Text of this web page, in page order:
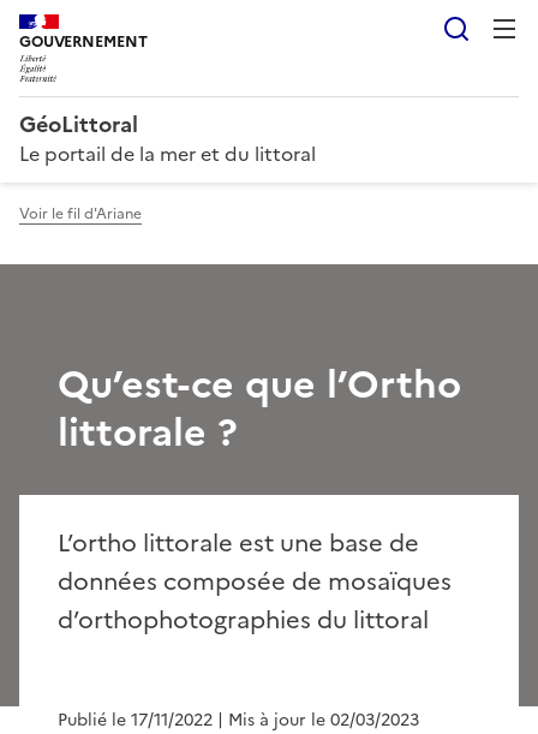
GOUVERNEMENT
GéoLittoral
Le portail de la mer et du littoral
Voir le fil d'Ariane
Qu’est-ce que l’Ortho
littorale ?
L’ortho littorale est une base de
données composée de mosaïques
d’orthophotographies du littoral
Publié le 17/11/2022 | Mis à jour le 02/03/2023